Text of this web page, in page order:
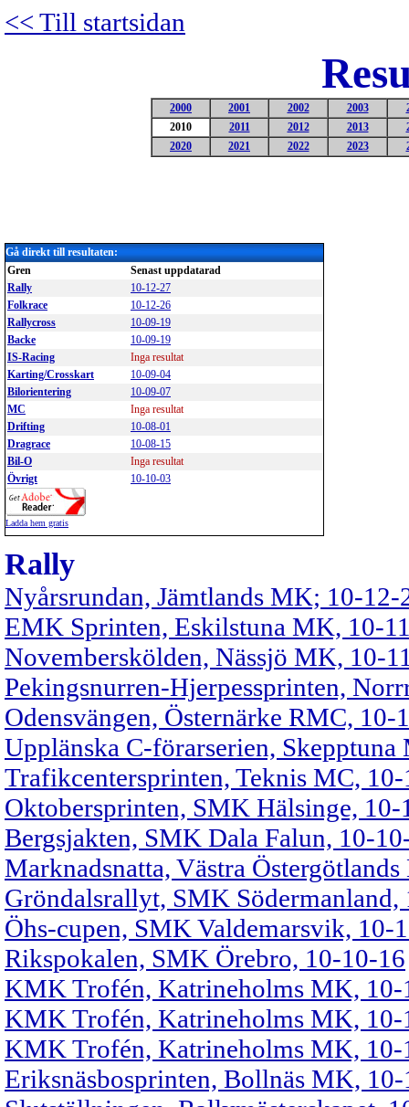
<< Till startsidan
2000 2001 2002 2003
2010
2011 2012 2013
2020
2021 2022 2023
Gå direkt till resultaten:
Gren
Senast uppdatarad
Rally
10-12-27
Folkrace
10-12-26
Rallycross
10-09-19
Backe
10-09-19
IS-Racing
Inga resultat
Karting/Crosskart
10-09-04
Bilorientering
10-09-07
MC
Inga resultat
Drifting
10-08-01
Dragrace
10-08-15
Bil-O
Inga resultat
Övrigt
10-10-03
Ladda hem gratis
Rally
Nyårsrundan, Jämtlands MK; 10-12-
EMK Sprinten, Eskilstuna MK, 10-
Novemberskölden, Nässjö MK, 10-
Pekingsnurren-Hjerpessprinten,
Odensvängen, Östernärke RMC, 10-
Upplänska C-förarserien,
Trafikcentersprinten, Teknis MC,
Oktobersprinten, SMK Hälsinge, 10-
Bergsjakten, SMK Dala Falun, 10-
Marknadsnatta, Västra
Gröndalsrallyt, SMK Södermanland,
Öhs-cupen, SMK Valdemarsvik, 10-
Rikspokalen, SMK Örebro, 10-10-16
KMK Trofén, Katrineholms MK, 10-
KMK Trofén, Katrineholms MK, 10-
KMK Trofén, Katrineholms MK,
Eriksnäsbosprinten, Bollnäs MK,